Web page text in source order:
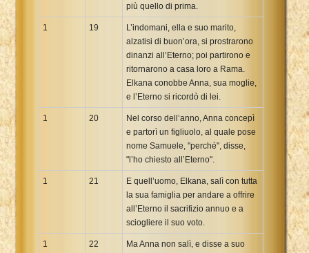
più quello di prima.
1 19
L’indomani, ella e suo marito,
alzatisi di buon’ora, si prostrarono
dinanzi all’Eterno; poi partirono e
ritornarono a casa loro a Rama.
Elkana conobbe Anna, sua moglie,
e l’Eterno si ricordò di lei.
1 20
Nel corso dell’anno, Anna concepì
e partorì un figliuolo, al quale pose
nome Samuele, "perché", disse,
"l’ho chiesto all’Eterno".
1 21
E quell’uomo, Elkana, salì con tutta
la sua famiglia per andare a offrire
all’Eterno il sacrifizio annuo e a
sciogliere il suo voto.
1 22
Ma Anna non salì, e disse a suo